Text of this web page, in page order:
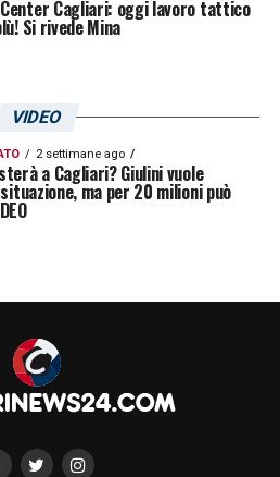
Cagliari: oggi lavoro tattico
Si rivede Mina
VIDEO
2 settimane ago
a Cagliari? Giulini vuole
ma per 20 milioni può